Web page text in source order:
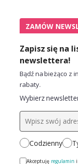
ZAMÓW
Zapisz się na
newslettera!
Bądź na bieżąco z
rabaty.
Wybierz
Codzienny
Akceptuję regulamin i